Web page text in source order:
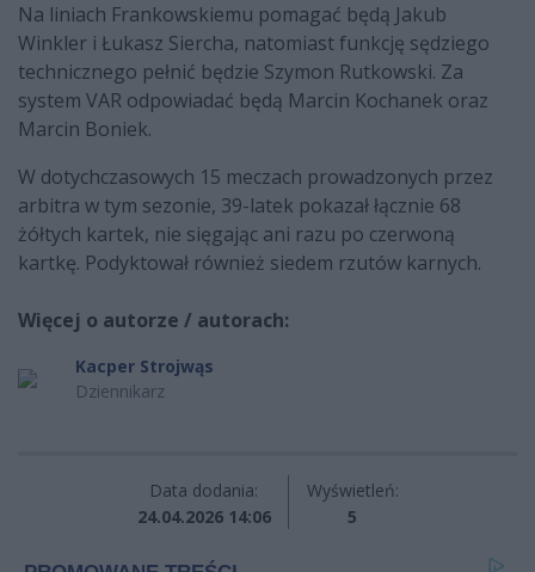
Na liniach Frankowskiemu pomagać będą Jakub
Winkler i Łukasz Siercha, natomiast funkcję sędziego
technicznego pełnić będzie Szymon Rutkowski. Za
system VAR odpowiadać będą Marcin Kochanek oraz
Marcin Boniek.
W dotychczasowych 15 meczach prowadzonych przez
arbitra w tym sezonie, 39-latek pokazał łącznie 68
żółtych kartek, nie sięgając ani razu po czerwoną
kartkę. Podyktował również siedem rzutów karnych.
Więcej o autorze / autorach:
Kacper Strojwąs
Dziennikarz
Data dodania:
24.04.2026 14:06
Wyświetleń:
5